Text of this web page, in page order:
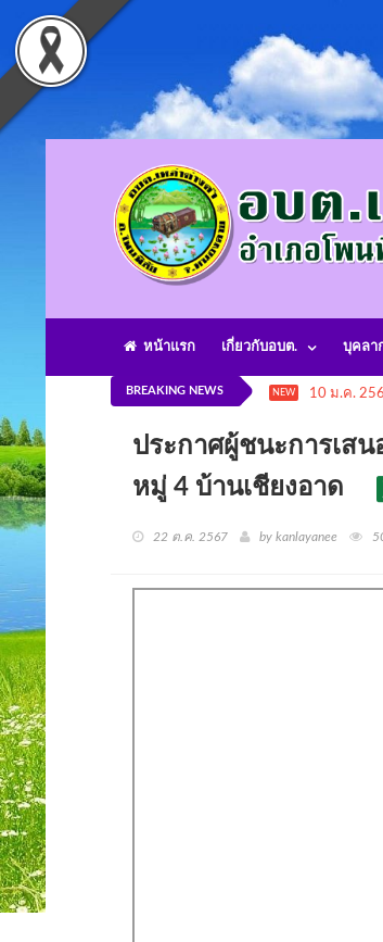
หน้าแรก เกี่ยวกับอบต. บุคลา
BREAKING NEWS NEW 10 ม.ค.
ประกาศผู้ชนะการเส
หมู่ 4 บ้านเชียงอาด
22 ต.ค. 2567 by kanlayanee